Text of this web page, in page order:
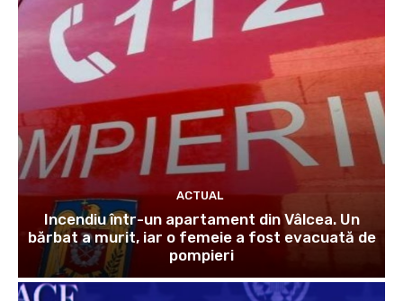
ACTUAL
Incendiu într-un apartament din Vâlcea. Un
bărbat a murit, iar o femeie a fost evacuată de
pompieri